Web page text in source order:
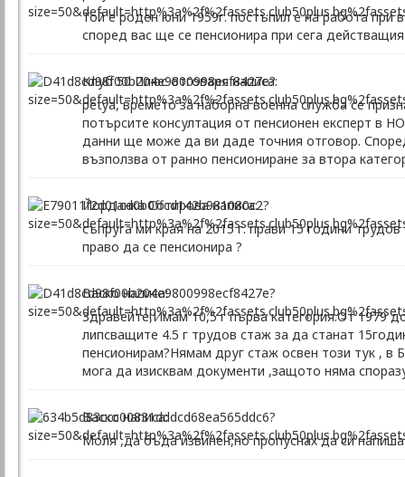
Той е роден юни 1959г. постъпил е на работа при
според вас ще се пенсионира при сега
Клуб 50 Плюс отговаря написа:
petya, времето за наборна военна служба се
потърсите консултация от пенсионен експерт в
данни ще може да ви даде точния отговор.
възползва от ранно пенсиониране за втора
Йорданка Сотирова написа:
съпруга ми края на 2015 г. прави 15 години
право да се пенсионира ?
Васко написа:
Здравейте,Имам 10,5 г първа категория.От 1979
липсващите 4.5 г трудов стаж за да станат
пенсионирам?Нямам друг стаж освен този тук , в
мога да изисквам документи ,защото няма
Васко написа:
Моля ,да бъда извинен,но пропуснах да си